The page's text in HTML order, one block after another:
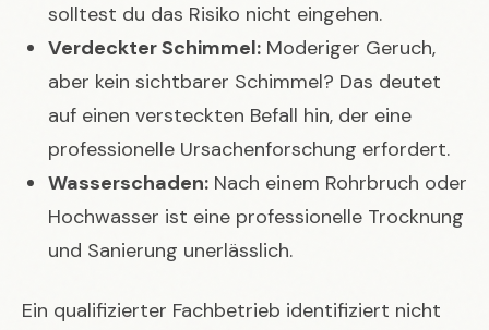
solltest du das Risiko nicht eingehen.
Verdeckter Schimmel: Moderiger Geruch,
aber kein sichtbarer Schimmel? Das deutet
auf einen versteckten Befall hin, der eine
professionelle Ursachenforschung erfordert.
Wasserschaden: Nach einem Rohrbruch oder
Hochwasser ist eine professionelle Trocknung
und Sanierung unerlässlich.
Ein qualifizierter Fachbetrieb identifiziert nicht